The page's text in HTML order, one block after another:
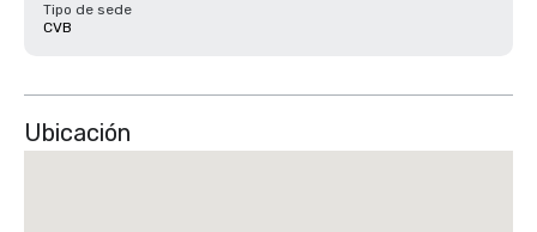
Tipo de sede
CVB
Ubicación